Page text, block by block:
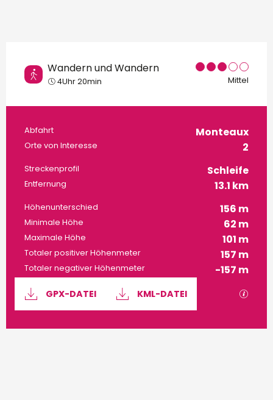
Wandern und Wandern
4Uhr 20min Mittel
Praktische
Abfahrt Monteaux
Orte von Interesse 2
Streckenprofil Schleife
Entfernung 13.1 km
Höhenunterschied 156 m
Minimale Höhe 62 m
Maximale Höhe 101 m
Totaler positiver Höhenmeter 157 m
Totaler negativer Höhenmeter -157 m
Dokumentation
GPX-DATEI KML-DATEI Mit